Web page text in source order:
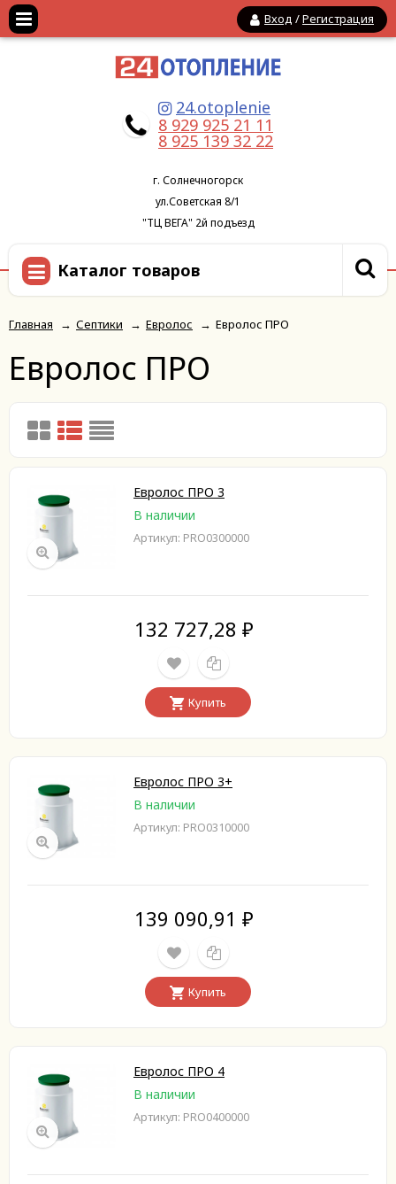
Вход /Регистрация
24.otoplenie
8 929 925 21 11
8 925 139 32 22
г. Солнечногорск
ул.Советская 8/1
"ТЦ ВЕГА" 2й подъезд
Каталог товаров
Главная → Септики → Евролос → Евролос ПРО
Евролос ПРО
Евролос ПРО 3
В наличии
Артикул: PRO0300000
132 727,28 ₽
Купить
Евролос ПРО 3+
В наличии
Артикул: PRO0310000
139 090,91 ₽
Купить
Евролос ПРО 4
В наличии
Артикул: PRO0400000